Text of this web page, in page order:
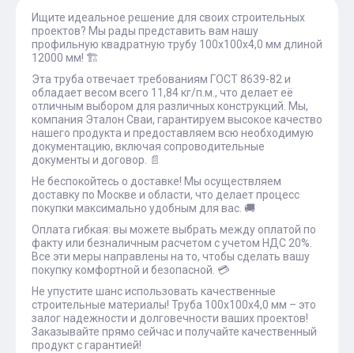
Ищите идеальное решение для своих строительных
проектов? Мы рады представить вам нашу
профильную квадратную трубу 100х100х4,0 мм длиной
12000 мм! 🏗
Эта труба отвечает требованиям ГОСТ 8639-82 и
обладает весом всего 11,84 кг/п.м., что делает её
отличным выбором для различных конструкций. Мы,
компания Эталон Сваи, гарантируем высокое качество
нашего продукта и предоставляем всю необходимую
документацию, включая сопроводительные
документы и договор. 📄
Не беспокойтесь о доставке! Мы осуществляем
доставку по Москве и области, что делает процесс
покупки максимально удобным для вас. 🚚
Оплата гибкая: вы можете выбрать между оплатой по
факту или безналичным расчетом с учетом НДС 20%.
Все эти меры направлены на то, чтобы сделать вашу
покупку комфортной и безопасной. 💳
Не упустите шанс использовать качественные
строительные материалы! Труба 100х100х4,0 мм – это
залог надежности и долговечности ваших проектов!
Заказывайте прямо сейчас и получайте качественный
продукт с гарантией!